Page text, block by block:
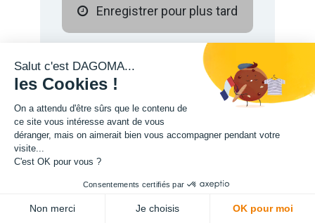
Enregistrer pour plus tard
Description
Salut c'est DAGOMA...
les Cookies !
On a attendu d'être sûrs que le contenu de
ce site vous intéresse avant de vous
déranger, mais on aimerait bien vous accompagner pendant votre
visite...
C'est OK pour vous ?
Consentements certifiés par
Non merci Je choisis OK pour moi